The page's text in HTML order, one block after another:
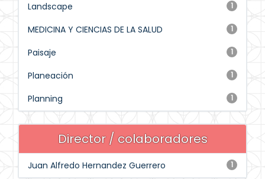
1
Landscape
1
MEDICINA Y CIENCIAS DE LA SALUD
1
Paisaje
1
Planeación
1
Planning
Director / colaboradores
1
Juan Alfredo Hernandez Guerrero